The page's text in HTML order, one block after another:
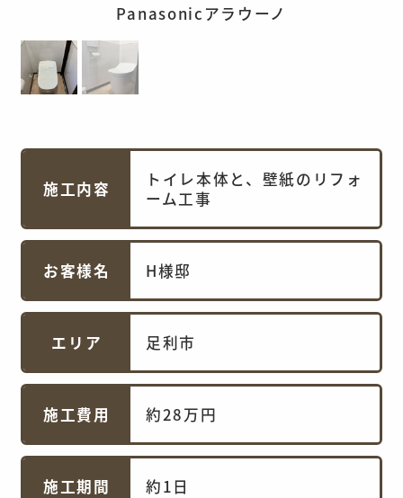
Panasonicアラウーノ
施工内容
トイレ本体と、壁紙のリフォ
ーム工事
お客様名 H様邸
エリア 足利市
施工費用 約28万円
施工期間 約1日